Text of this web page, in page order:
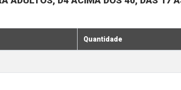
Quantidade